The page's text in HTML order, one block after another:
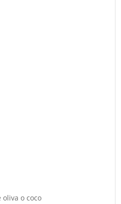
o coco